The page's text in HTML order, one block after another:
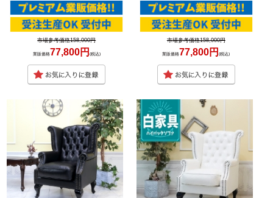
市場参考価格158,000円
業販価格77,800円 (税込)
市場参考価格158,000円
業販価格77,800円(税込)